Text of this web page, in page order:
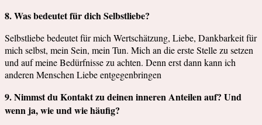
8. Was bedeutet für dich Selbstliebe?
Selbstliebe bedeutet für mich Wertschätzung, Liebe, Dankbarkeit für
mich selbst, mein Sein, mein Tun. Mich an die erste Stelle zu setzen
und auf meine Bedürfnisse zu achten. Denn erst dann kann ich
anderen Menschen Liebe entgegenbringen
9. Nimmst du Kontakt zu deinen inneren Anteilen auf? Und
wenn ja, wie und wie häufig?